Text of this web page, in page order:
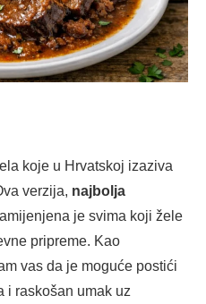
koje u Hrvatskoj izaziva
verzija, najbolja
je svima koji žele
pripreme. Kao
vas da je moguće postići
i raskošan umak uz